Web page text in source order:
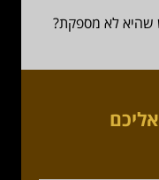
שהיא לא מספקת?